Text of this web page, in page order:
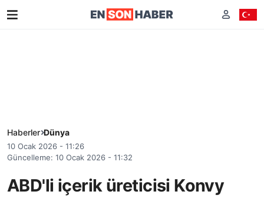
Haberler Dünya
10 Ocak 2026 - 11:26
Güncelleme: 10 Ocak 2026 - 11:32
ABD'li içerik üreticisi Konvy